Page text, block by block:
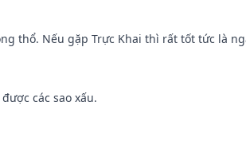
thổ. Nếu gặp Trực Khai thì rất tốt tức là
các sao xấu.